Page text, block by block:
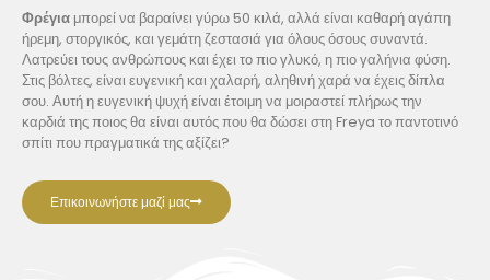
Φρέγια μπορεί να βαραίνει γύρω 50 κιλά, αλλά είναι καθαρή αγάπη
ήρεμη, στοργικός, και γεμάτη ζεστασιά για όλους όσους συναντά.
Λατρεύει τους ανθρώπους και έχει το πιο γλυκό, η πιο γαλήνια φύση.
Στις βόλτες, είναι ευγενική και χαλαρή, αληθινή χαρά να έχεις δίπλα
σου. Αυτή η ευγενική ψυχή είναι έτοιμη να μοιραστεί πλήρως την
καρδιά της ποιος θα είναι αυτός που θα δώσει στη Freya το παντοτινό
σπίτι που πραγματικά της αξίζει?
Επικοινωνήστε μαζί μας